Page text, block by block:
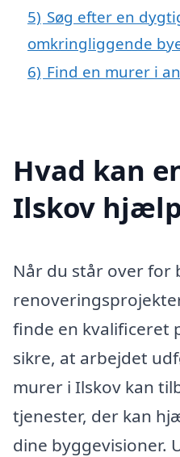
5) Søg efter en
omkringliggende
6) Find en murer i
Hvad kan
Ilskov
Når du står over for
finde en kvalificeret
sikre, at arbejdet
murer i Ilskov kan
tjenester, der kan
dine byggevisioner.